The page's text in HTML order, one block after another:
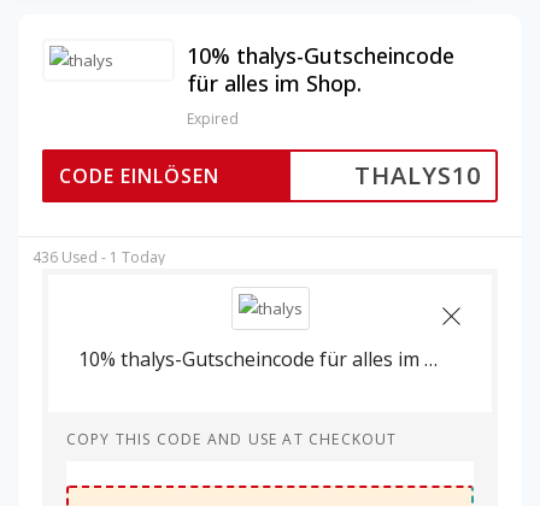
10% thalys-Gutscheincode
für alles im Shop.
Expired
THALYS10
CODE EINLÖSEN
436 Used - 1 Today
10% thalys-Gutscheincode für alles im Shop.
COPY THIS CODE AND USE AT CHECKOUT